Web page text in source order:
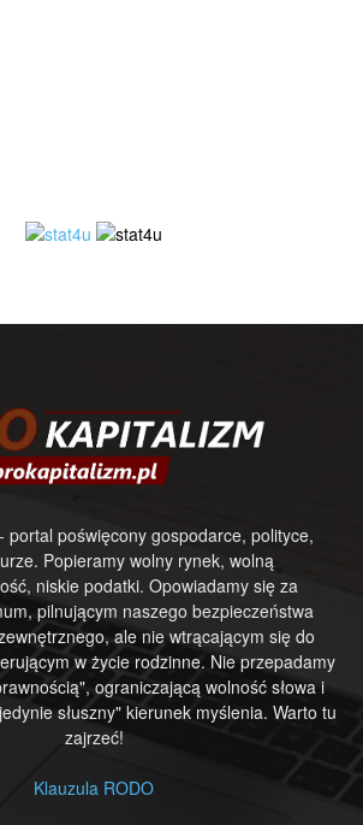
portal poświęcony gospodarce, polityce,
Popieramy wolny rynek, wolną
niskie podatki. Opowiadamy się za
pilnującym naszego bezpieczeństwa
ale nie wtrącającym się do
w życie rodzinne. Nie przepadamy
ograniczającą wolność słowa i
słuszny" kierunek myślenia. Warto tu
zajrzeć!
Klauzula RODO